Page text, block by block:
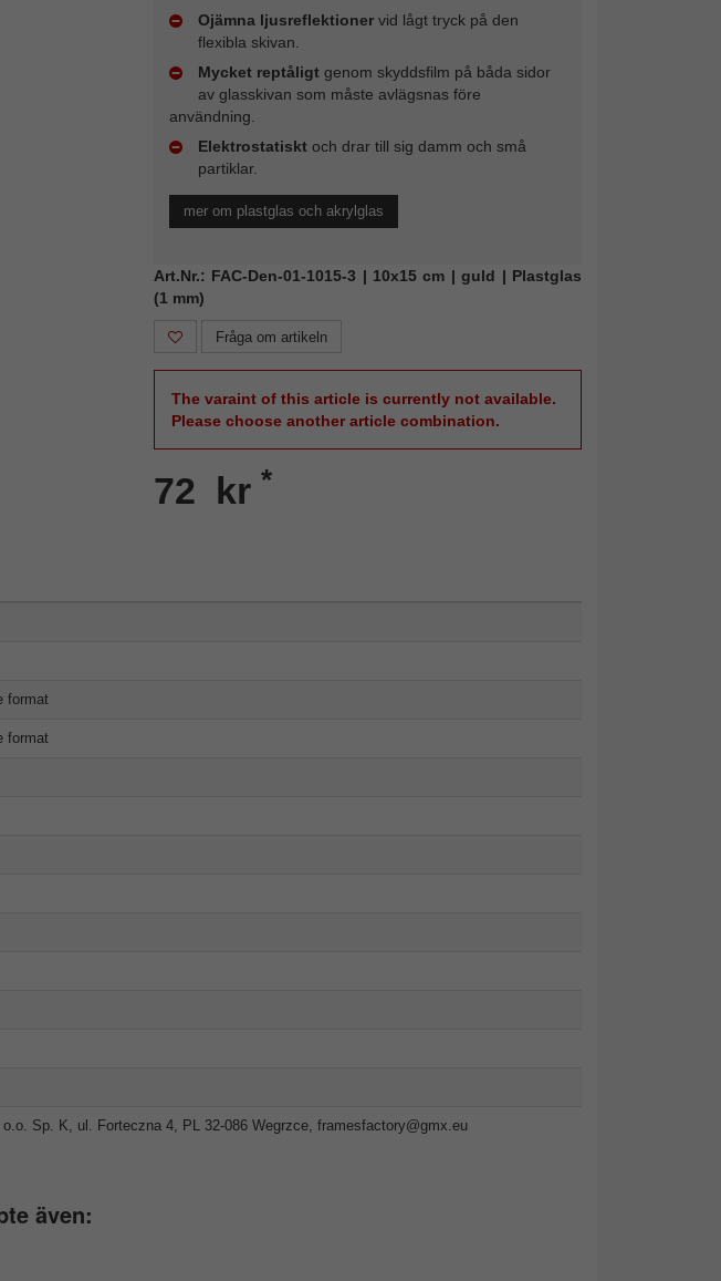
Ojämna ljusreflektionervid lågt tryck på den
flexibla skivan.
Mycket reptåligtgenom skyddsfilm på båda sidor
av glasskivan som måste avlägsnas före
användning.
Elektrostatisktoch drar till sig damm och små
partiklar.
mer om plastglas och akrylglas
Art.Nr.: FAC-Den-01-1015-3 | 10x15 cm | guld | Plastglas
(1 mm)
Fråga om artikeln
The varaint of this article is currently not available.
Please choose another article combination.
72 kr *
format
format
Sp. K, ul. Forteczna 4, PL 32-086 Wegrzce, framesfactory@gmx.eu
även: